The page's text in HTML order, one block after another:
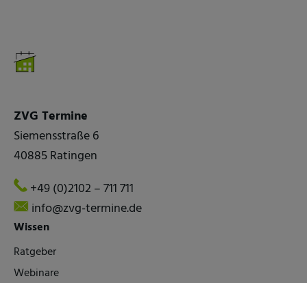
ZVG Termine
Siemensstraße 6
40885 Ratingen
+49 (0)2102 – 711 711
info@zvg-termine.de
Wissen
Ratgeber
Webinare